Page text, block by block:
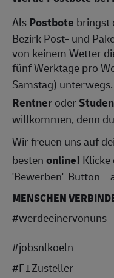
AlsPostbote bringst
Bezirk Post- und
von keinem Wetter
fünf Werktage pro
Samstag)
Rentneroder
willkommen, denn
Wir freuen uns auf
bestenonline! Klicke
'Bewerben'-Button –
MENSCHEN
#werdeeinervonuns
#jobsnlkoeln
#F1Zusteller